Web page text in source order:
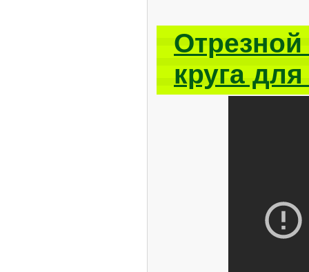
Отрезной
круга